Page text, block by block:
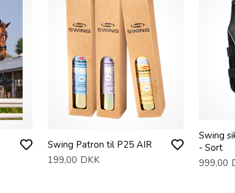
Swing Patron til P25 AIR
199,00 DKK
Swing
- Sort
999,00